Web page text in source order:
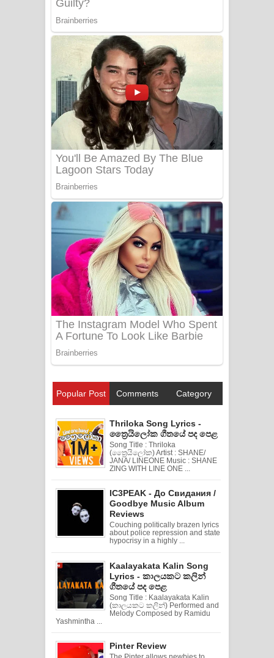
Popular Post Comments Category
Thriloka Song Lyrics -
ත්‍රෛයිලෝක ගීතයේ පද පෙළ
Song Title : Thriloka
(ත්‍රෛයිලෝක) Artist : SHANE/
JANA/ LINEONE Music : SHANE
ZING WITH LINE ONE ...
IC3PEAK - До Свидания /
Goodbye Music Album
Reviews
Couching politically brazen lyrics
about police repression and state
hypocrisy in a highly ...
Kaalayakata Kalin Song
Lyrics - කාලයකට කලින්
ගීතයේ පද පෙළ
Song Title : Kaalayakata Kalin
(කාලයකට කලින්) Performed and
Melody Composed by Ramidu
Yashmintha ...
Pinter Review